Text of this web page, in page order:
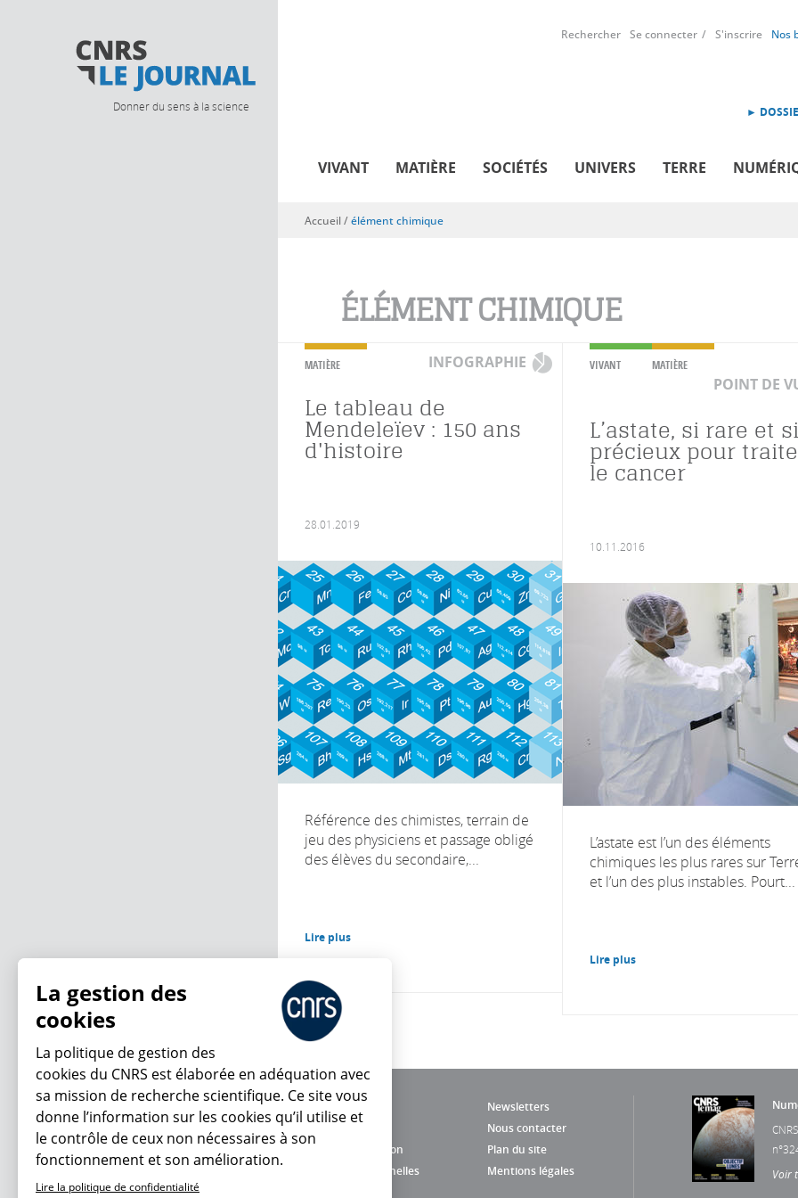
Donner du sens à la science
Rechercher Se connecter S'inscrire Nos
►
VIVANT MATIÈRE SOCIÉTÉS UNIVERS TERRE
Vous êtes ici
Accueil/élément chimique
ÉLÉMENT CHIMIQUE
MATIÈRE INFOGRAPHIE
Le tableau de
Mendeleïev : 150 ans
d'histoire
28.01.2019
Référence des chimistes, terrain de
jeu des physiciens et passage obligé
des élèves du secondaire,...
Lire plus
VIVANT MATIÈRE
POINT DE
L’astate, si rare et si
précieux pour
le cancer
10.11.2016
L’astate est l’un des éléments
chimiques les plus rares sur
et l’un des plus instables. Pourt...
Lire plus
Newsletters
Nous contacter
Charte d'utilisation
Plan du site
Données personnelles
Mentions légales
Voir
En ce moment
La gestion des
cookies
La politique de gestion des
cookies du CNRS est élaborée en adéquation avec
sa mission de recherche scientifique. Ce site vous
donne l’information sur les cookies qu’il utilise et
le contrôle de ceux non nécessaires à son
fonctionnement et son amélioration.
Lire la politique de confidentialité